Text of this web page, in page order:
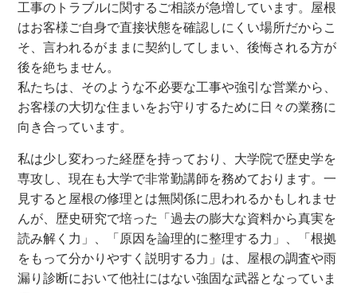
工事のトラブルに関するご相談が急増しています。屋根
はお客様ご自身で直接状態を確認しにくい場所だからこ
そ、言われるがままに契約してしまい、後悔される方が
後を絶ちません。
私たちは、そのような不必要な工事や強引な営業から、
お客様の大切な住まいをお守りするために日々の業務に
向き合っています。
私は少し変わった経歴を持っており、大学院で歴史学を
専攻し、現在も大学で非常勤講師を務めております。一
見すると屋根の修理とは無関係に思われるかもしれませ
んが、歴史研究で培った「過去の膨大な資料から真実を
読み解く力」、「原因を論理的に整理する力」、「根拠
をもって分かりやすく説明する力」は、屋根の調査や雨
漏り診断において他社にはない強固な武器となっていま